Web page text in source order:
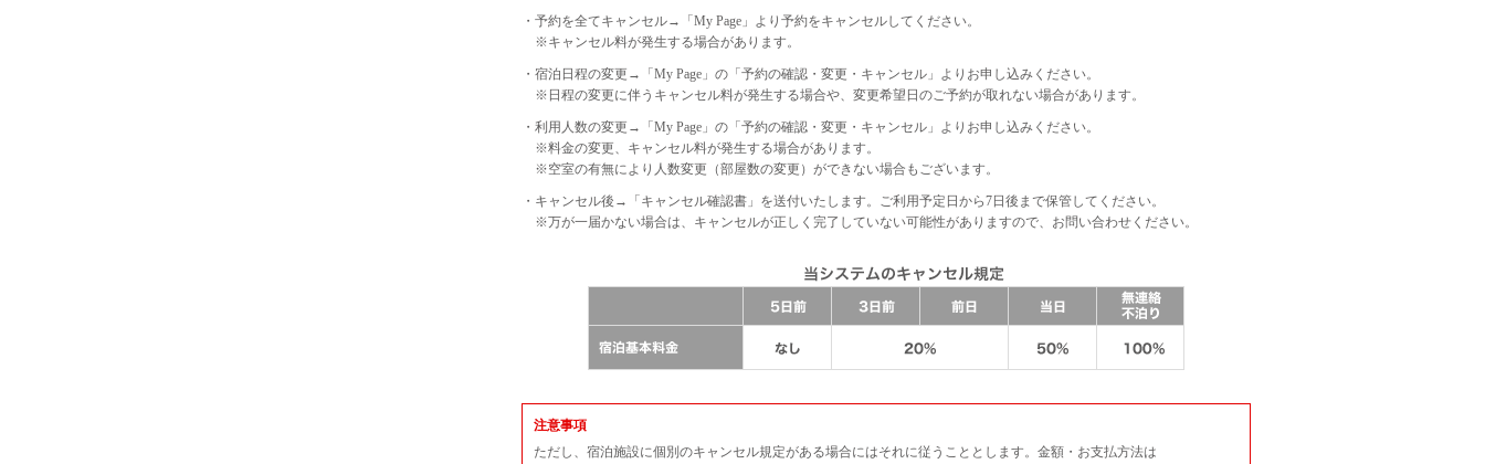
・予約を全てキャンセル→「My Page」より予約をキャンセルしてください。
※キャンセル料が発生する場合があります。
・宿泊日程の変更→「My Page」の「予約の確認・変更・キャンセル」よりお申し込みください。
※日程の変更に伴うキャンセル料が発生する場合や、変更希望日のご予約が取れない場合があります。
・利用人数の変更→「My Page」の「予約の確認・変更・キャンセル」よりお申し込みください。
※料金の変更、キャンセル料が発生する場合があります。
※空室の有無により人数変更（部屋数の変更）ができない場合もございます。
・キャンセル後→「キャンセル確認書」を送付いたします。ご利用予定日から7日後まで保管してください。
※万が一届かない場合は、キャンセルが正しく完了していない可能性がありますので、お問い合わせください。
注意事項
ただし、宿泊施設に個別のキャンセル規定がある場合にはそれに従うこととします。金額・お支払方法は